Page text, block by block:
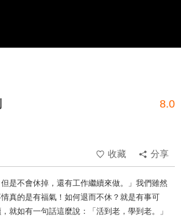
8.0
收藏
分享
是不會休掉，還有工作繼續來做。」我們雖然
真的是有福氣！如何退而不休？就是有事可
就如有一句話這麼說：「活到老，學到老。」